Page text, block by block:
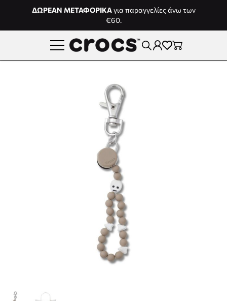
Μετάβαση στο περιεχόμενο
ΔΩΡΕΑΝ ΜΕΤΑΦΟΡΙΚΑγια παραγγελίες άνω των
€60.
View larger imageView larger image